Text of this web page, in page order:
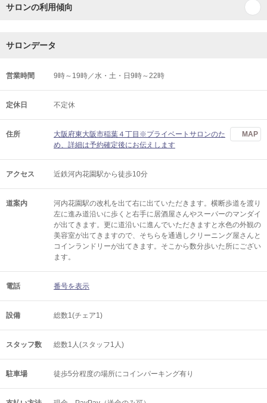
サロンの利用傾向
サロンデータ
営業時間 9時～19時／水・土・日9時～22時
定休日 不定休
住所
大阪府東大阪市稲葉４丁目※プライベートサロンのた
め、詳細は予約確定後にお伝えします
MAP
アクセス 近鉄河内花園駅から徒歩10分
道案内
河内花園駅の改札を出て右に出ていただきます。横断歩道を渡り
左に進み道沿いに歩くと右手に居酒屋さんやスーパーのマンダイ
が出てきます。更に道沿いに進んでいただきますと水色の外観の
美容室が出てきますので、そちらを通過しクリーニング屋さんと
コインランドリーが出てきます。そこから数分歩いた所にござい
ます。
電話 番号を表示
設備 総数1(チェア1)
スタッフ数 総数1人(スタッフ1人)
駐車場 徒歩5分程度の場所にコインパーキング有り